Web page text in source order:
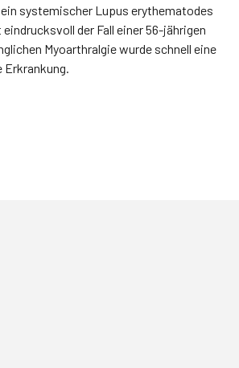
systemischer Lupus erythematodes
der Fall einer 56-jährigen
Myoarthralgie wurde schnell eine
Erkrankung.